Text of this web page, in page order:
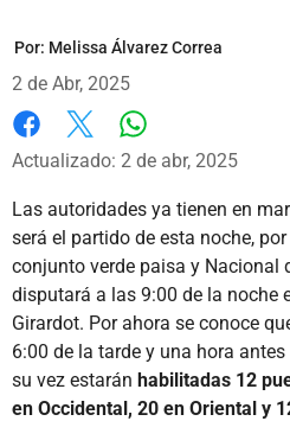
Por: Melissa Álvarez Correa
2 de Abr, 2025
Facebook
X
Actualizado: 2 de abr, 2025
Las autoridades ya tienen en
será el partido de esta noche,
conjunto verde paisa y Nacional
disputará a las 9:00 de la noche
Girardot. Por ahora se conoce
6:00 de la tarde y una hora
su vez estarán habilitadas 12
en Occidental, 20 en Oriental y